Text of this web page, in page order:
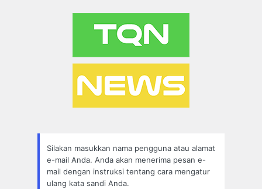
Silakan masukkan nama pengguna atau alamat
e-mail Anda. Anda akan menerima pesan e-
mail dengan instruksi tentang cara mengatur
ulang kata sandi Anda.